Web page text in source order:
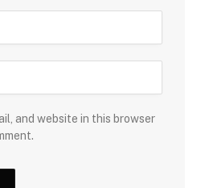
and website in this browser